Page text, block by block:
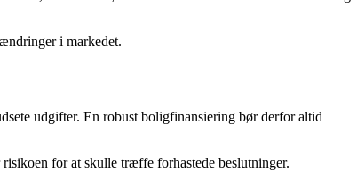
i markedet.
udgifter. En robust boligfinansiering bør derfor altid
for at skulle træffe forhastede beslutninger.